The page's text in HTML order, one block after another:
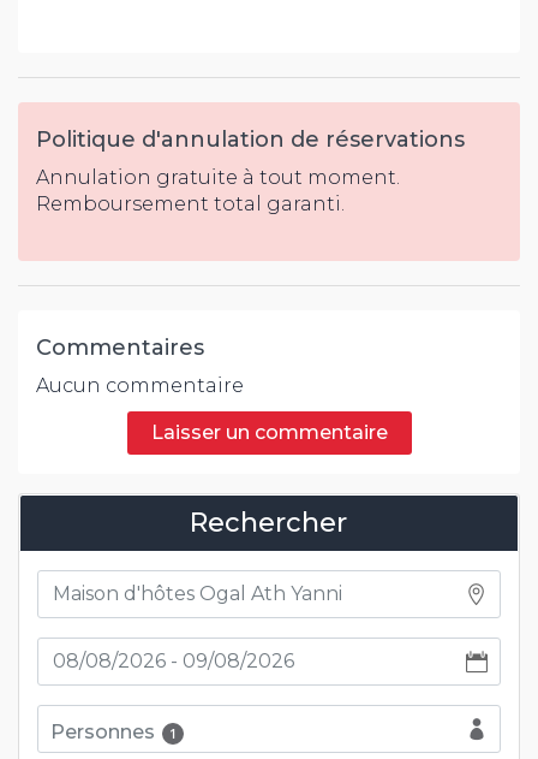
Politique d'annulation de réservations
Annulation gratuite à tout moment.
Remboursement total garanti.
Commentaires
Aucun commentaire
Laisser un commentaire
Rechercher
Personnes 1